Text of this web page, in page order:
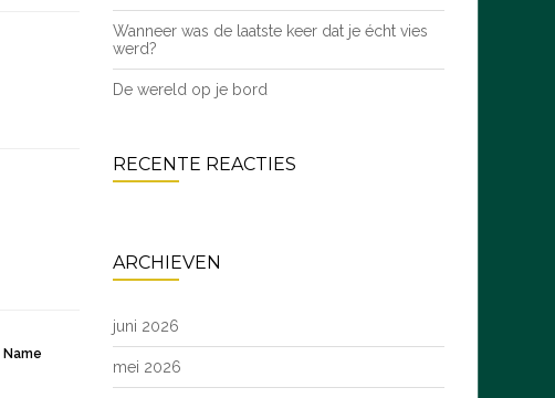
Name
Wanneer was de laatste keer dat je écht vies
werd?
De wereld op je bord
RECENTE REACTIES
ARCHIEVEN
juni 2026
mei 2026